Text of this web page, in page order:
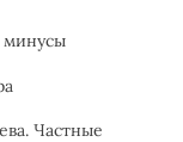
Частные